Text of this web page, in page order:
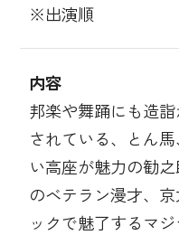
※出演順
内容
邦楽や舞踊にも造
されている、とん
い高座が魅力の勧
のベテラン漫才、
ックで魅了するマ